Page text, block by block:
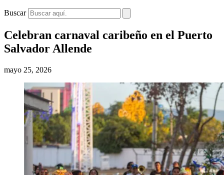
Buscar
Celebran carnaval caribeño en el Puerto
Salvador Allende
mayo 25, 2026